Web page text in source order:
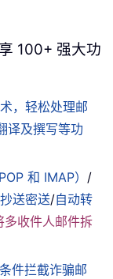
100+ 强大功
，轻松处理邮
译及撰写等功
和 IMAP） /
送密送/自动转
多收件人邮件拆
件拦截诈骗邮